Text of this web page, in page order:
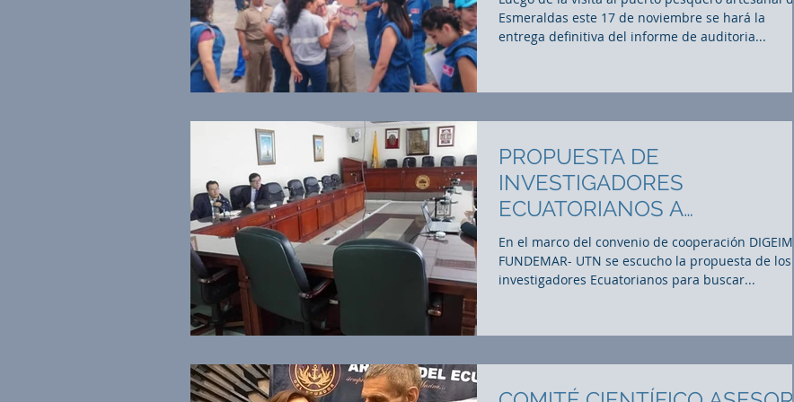
AMBIENT
Esmeraldas este 17 de noviembre se hará la
entrega definitiva del informe de auditoria...
PROPUESTA DE
INVESTIGADORES
ECUATORIANOS A
UNIVERSIDAD TÉCNICA DEL
NORTE
En el marco del convenio de cooperación DIGEIM-
FUNDEMAR- UTN se escucho la propuesta de los
investigadores Ecuatorianos para buscar...